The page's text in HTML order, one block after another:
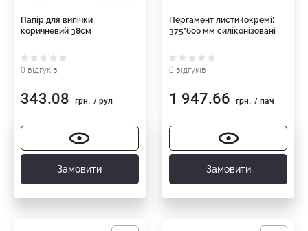
Папір для випічки
коричневий 38см
0 відгуків
343.08 грн. / рул
Замовити
Пергамент листи (окремі)
375*600 мм силіконізовані
0 відгуків
1 947.66 грн. / пач
Замовити